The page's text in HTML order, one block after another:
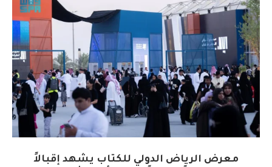
معرض الرياض الدولي للكتاب يشهد إقبالاً